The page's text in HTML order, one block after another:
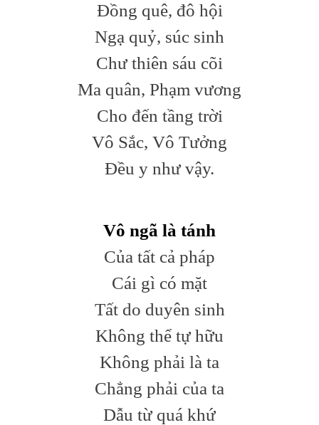
Đồng quê, đô hội
Ngạ quỷ, súc sinh
Chư thiên sáu cõi
Ma quân, Phạm vương
Cho đến tầng trời
Vô Sắc, Vô Tưởng
Đều y như vậy.
Vô ngã là tánh
Của tất cả pháp
Cái gì có mặt
Tất do duyên sinh
Không thể tự hữu
Không phải là ta
Chẳng phải của ta
Dẫu từ quá khứ